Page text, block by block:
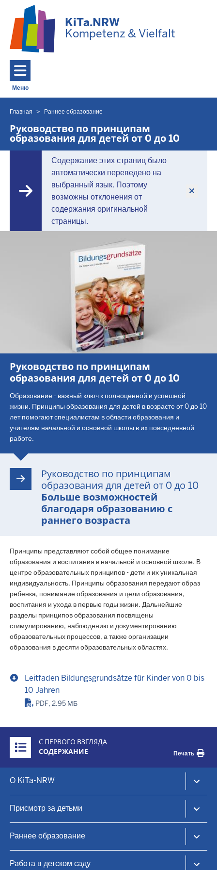
Перейти к основному содержанию
KiTa.NRW
Kompetenz & Vielfalt
Меню
Toggle navigation: Главное меню
Вы
находитесь
здесь
Главная Раннее образование
Руководство по принципам
образования для детей от 0 до 10
Содержание этих страниц было
автоматически переведено на
выбранный язык. Поэтому
возможны отклонения от
содержания оригинальной
страницы.
Руководство по принципам
образования для детей от 0 до 10
Образование - важный ключ к полноценной и успешной
жизни. Принципы образования для детей в возрасте от 0 до 10
лет помогают специалистам в области образования и
учителям начальной и основной школы в их повседневной
работе.
Руководство по принципам
образования для детей от 0 до 10
Больше возможностей
благодаря образованию с
раннего возраста
Принципы представляют собой общее понимание
образования и воспитания в начальной и основной школе. В
центре образовательных принципов - дети и их уникальная
индивидуальность. Принципы образования передают образ
ребенка, понимание образования и цели образования,
воспитания и ухода в первые годы жизни. Дальнейшие
разделы принципов образования посвящены
стимулированию, наблюдению и документированию
образовательных процессов, а также организации
образования в десяти образовательных областях.
Leitfaden Bildungsgrundsätze für Kinder von 0 bis
10 Jahren
PDF, 2.95 МБ
Inhalte
С ПЕРВОГО ВЗГЛЯДА
СОДЕРЖАНИЕ
Печать
menu
О KiTa-NRW
Уход за детьми в дневное время и раннее образование
Присмотр за детьми
Найдите место для ухода за ребенком
Дневной уход за детьми
Семейные центры
Раннее образование
Работа в детском саду